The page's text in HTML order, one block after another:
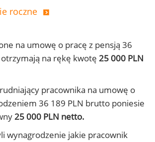
roczne
na umowę o pracę z pensją 36
na rękę kwotę 25 000 PLN
pracownika na umowę o
36 189 PLN brutto poniesie
25 000 PLN netto.
wynagrodzenie jakie pracownik